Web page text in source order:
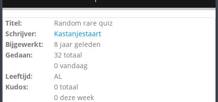
Titel:
Random rare quiz
Schrijver:
Kastanjestaart
Bijgewerkt:
8 jaar geleden
Gedaan:
32 totaal
0 vandaag
Leeftijd:
AL
Kudos:
0 totaal
0 deze week